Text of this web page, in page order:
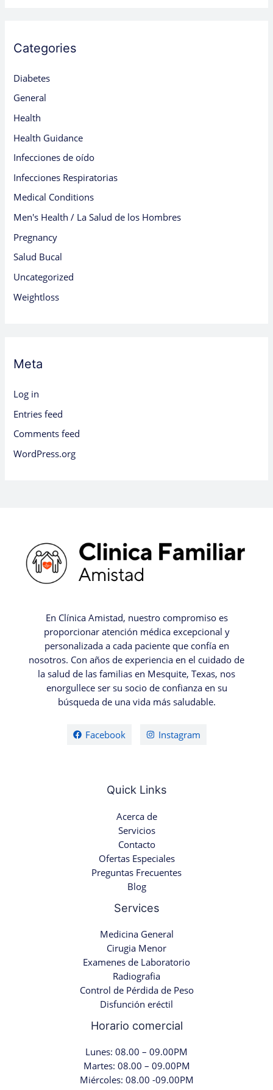
Categories
Diabetes
General
Health
Health Guidance
Infecciones de oído
Infecciones Respiratorias
Medical Conditions
Men's Health / La Salud de los Hombres
Pregnancy
Salud Bucal
Uncategorized
Weightloss
Meta
Log in
Entries feed
Comments feed
WordPress.org
En Clínica Amistad, nuestro compromiso es
proporcionar atención médica excepcional y
personalizada a cada paciente que confía en
nosotros. Con años de experiencia en el cuidado de
la salud de las familias en Mesquite, Texas, nos
enorgullece ser su socio de confianza en su
búsqueda de una vida más saludable.
Facebook Instagram
Quick Links
Acerca de
Servicios
Contacto
Ofertas Especiales
Preguntas Frecuentes
Blog
Services
Medicina General
Cirugia Menor
Examenes de Laboratorio
Radiografia
Control de Pérdida de Peso
Disfunción eréctil
Horario comercial
Lunes: 08.00 – 09.00PM
Martes: 08.00 – 09.00PM
Miércoles: 08.00 -09.00PM